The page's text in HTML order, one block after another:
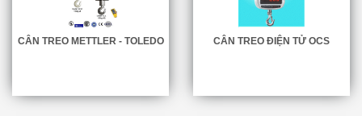
CÂN TREO METTLER - TOLEDO CÂN TREO ĐIỆN TỬ OCS